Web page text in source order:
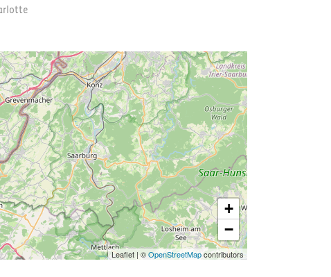
+
−
Leaflet | ©OpenStreetMapcontributors